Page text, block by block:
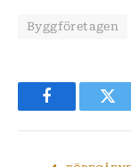
Byggföretagen
Facebook